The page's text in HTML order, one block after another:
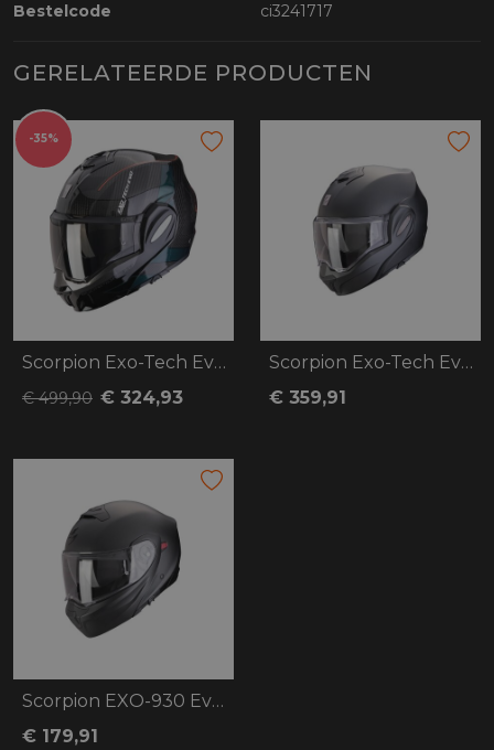
Bestelcode
ci3241717
GERELATEERDE PRODUCTEN
-35%
Scorpion Exo-Tech Evo Carbon Cad
€ 499,90 € 324,93
Scorpion Exo-Tech Evo Pro Solid
€ 359,91
Scorpion EXO-930 Evo Solid
€ 179,91